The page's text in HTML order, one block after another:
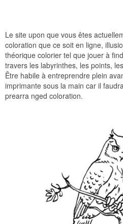
Le site upon que vous êtes
coloration que ce soit en ligne,
théorique colorier tel que jouer à
travers les labyrinthes, les points,
Être habile à entreprendre plein
imprimante sous la main car il
prearra nged coloration.